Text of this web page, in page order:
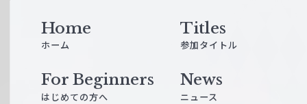
Home
ホーム
Titles
参加タイトル
For Beginners
はじめての方へ
News
ニュース